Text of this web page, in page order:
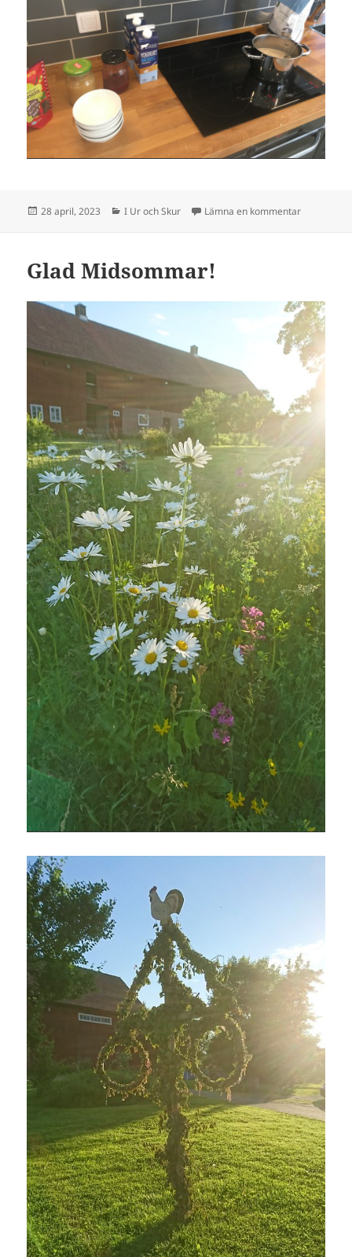
Postat
28 april, 2023 Kategorier
I Ur och Skur Lämna en kommentartill Efter att
Glad Midsommar!